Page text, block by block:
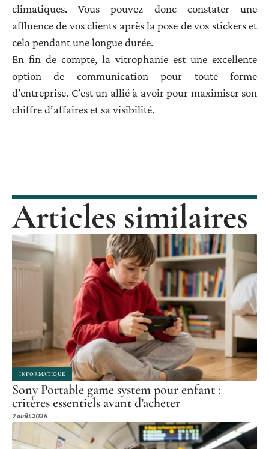
climatiques. Vous pouvez donc constater une
affluence de vos clients après la pose de vos stickers et
cela pendant une longue durée.
En fin de compte, la vitrophanie est une excellente
option de communication pour toute forme
d’entreprise. C’est un allié à avoir pour maximiser son
chiffre d’affaires et sa visibilité.
Articles similaires
INFORMATIQUE
Sony Portable game system pour enfant :
critères essentiels avant d’acheter
7 août 2026